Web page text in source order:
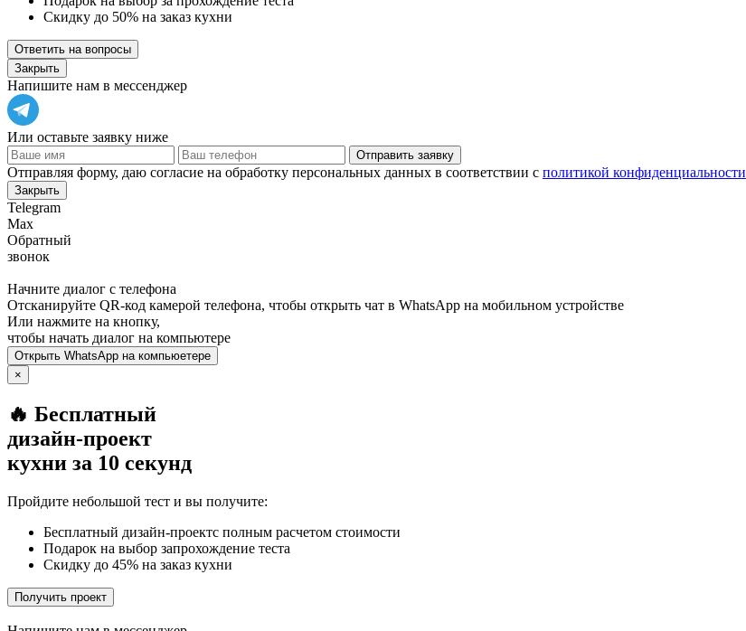
Скидку до 50% на заказ кухни
Ответить на вопросы
Закрыть
Напишите нам в мессенджер
Или оставьте заявку ниже
Отправить заявку
Отправляя форму, даю согласие на обработку персональных данных в соответствии с политикой конфиденциальности
Закрыть
Telegram
Max
Обратный
звонок
Начните диалог с телефона
Отсканируйте QR-код камерой телефона, чтобы открыть чат в WhatsApp на мобильном устройстве
Или нажмите на кнопку,
чтобы начать диалог на компьютере
Открыть WhatsApp на компьюетере
×
🔥 Бесплатный
дизайн-проект
кухни за 10 секунд
Пройдите небольшой тест и вы получите:
Бесплатный дизайн-проектс полным расчетом стоимости
Подарок на выбор запрохождение теста
Скидку до 45% на заказ кухни
Получить проект